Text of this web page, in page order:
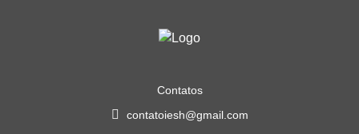
Contatos
contatoiesh@gmail.com